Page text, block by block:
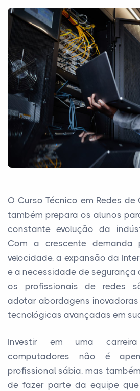
O Curso Técnico em Redes de
também prepara os alunos
constante evolução da
Com a crescente
velocidade, a expansão da
e a necessidade de segurança
os profissionais de redes
adotar abordagens
tecnológicas avançadas em
Investir em uma
computadores não é
profissional sábia, mas
de fazer parte da equipe